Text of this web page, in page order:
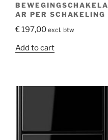
BEWEGINGSCHAKELA
AR PER SCHAKELING
€197,00 excl. btw
Add to cart